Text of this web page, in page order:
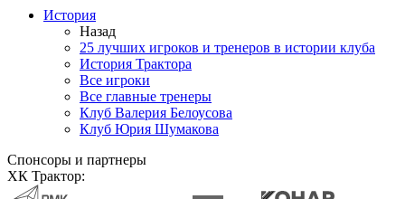
История
Назад
25 лучших игроков и тренеров в истории клуба
История Трактора
Все игроки
Все главные тренеры
Клуб Валерия Белоусова
Клуб Юрия Шумакова
Спонсоры и партнеры
ХК Трактор: